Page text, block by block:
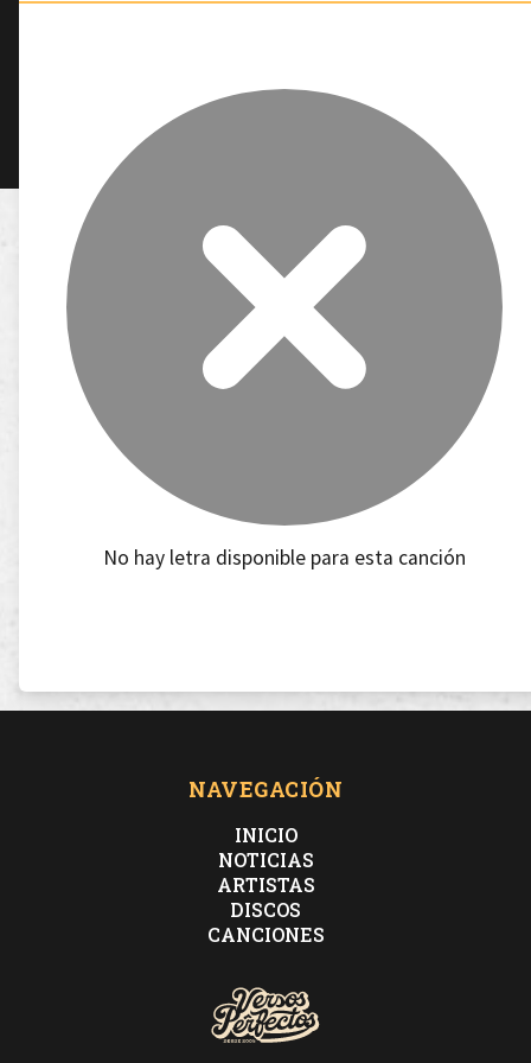
No hay letra disponible para esta canción
NAVEGACIÓN
INICIO
NOTICIAS
ARTISTAS
DISCOS
CANCIONES